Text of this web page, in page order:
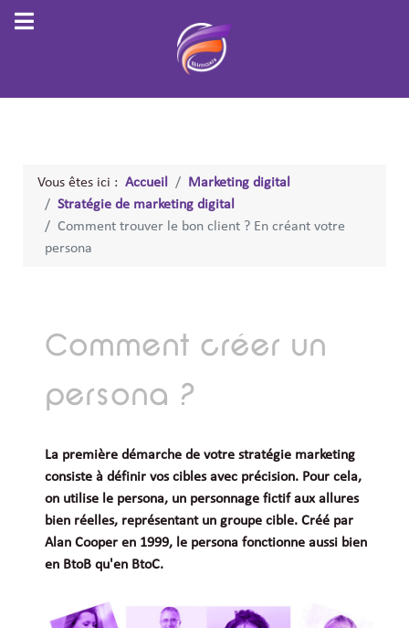
Vous êtes ici : Accueil
Marketing digital
Stratégie de marketing digital
Comment trouver le bon client ? En créant votre
persona
Comment créer un
persona ?
La première démarche de votre stratégie marketing
consiste à définir vos cibles avec précision. Pour cela,
on utilise le persona, un personnage fictif aux allures
bien réelles, représentant un groupe cible. Créé par
Alan Cooper en 1999, le persona fonctionne aussi bien
en BtoB qu'en BtoC.